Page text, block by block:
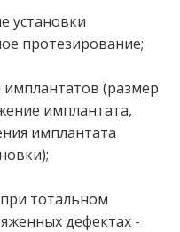
установки
протезирование;
(размер
имплантата,
имплантата
тотальном
дефектах -